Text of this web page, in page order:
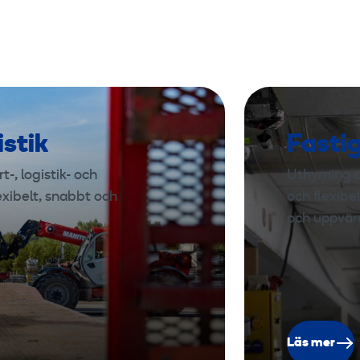
1
, logistik- och
snabbt och
Uthyrning
och
och
Läs mer